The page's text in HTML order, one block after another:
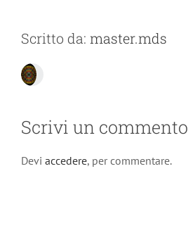
Scritto da: master.mds
Scrivi un commento
Devi accedere, per commentare.